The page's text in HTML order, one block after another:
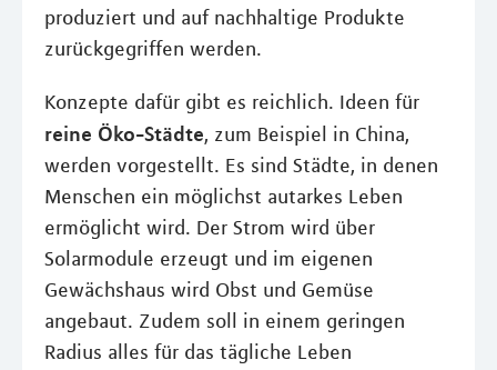
produziert und auf nachhaltige Produkte
zurückgegriffen werden.
Konzepte dafür gibt es reichlich. Ideen für
reine Öko-Städte, zum Beispiel in China,
werden vorgestellt. Es sind Städte, in denen
Menschen ein möglichst autarkes Leben
ermöglicht wird. Der Strom wird über
Solarmodule erzeugt und im eigenen
Gewächshaus wird Obst und Gemüse
angebaut. Zudem soll in einem geringen
Radius alles für das tägliche Leben